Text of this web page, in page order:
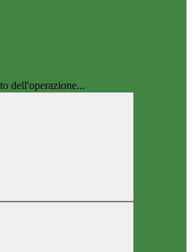
dell'operazione...